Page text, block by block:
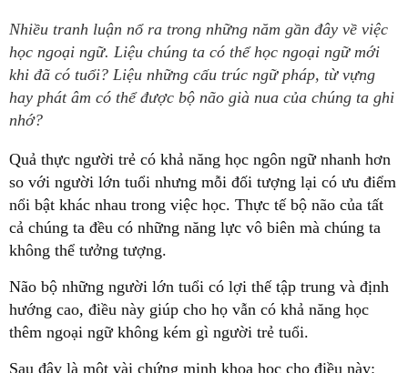
Nhiều tranh luận nổ ra trong những năm gần đây về việc
học ngoại ngữ. Liệu chúng ta có thể học ngoại ngữ mới
khi đã có tuổi? Liệu những cấu trúc ngữ pháp, từ vựng
hay phát âm có thể được bộ não già nua của chúng ta ghi
nhớ?
Quả thực người trẻ có khả năng học ngôn ngữ nhanh hơn
so với người lớn tuổi nhưng mỗi đối tượng lại có ưu điểm
nổi bật khác nhau trong việc học. Thực tế bộ não của tất
cả chúng ta đều có những năng lực vô biên mà chúng ta
không thể tưởng tượng.
Não bộ những người lớn tuổi có lợi thế tập trung và định
hướng cao, điều này giúp cho họ vẫn có khả năng học
thêm ngoại ngữ không kém gì người trẻ tuổi.
Sau đây là một vài chứng minh khoa học cho điều này: